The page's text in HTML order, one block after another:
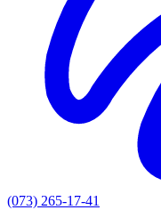
(073) 265-17-41